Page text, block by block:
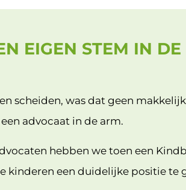
EIGEN STEM IN DE
scheiden, was dat geen
advocaat in de arm.
hebben we toen een
kinderen een duidelijke positie te